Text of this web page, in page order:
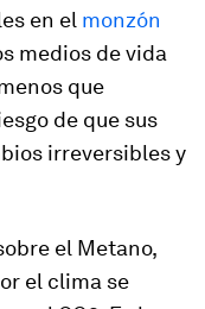
en el monzón
medios de vida
que
de que sus
irreversibles y
el Metano,
el clima se